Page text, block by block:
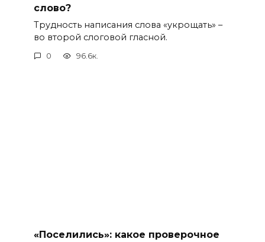
слово?
Трудность написания слова «укрощать» –
во второй слоговой гласной.
0 96.6к.
«Поселились»: какое проверочное